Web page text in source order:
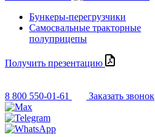
Бункеры-перегрузчики
Самосвальные тракторные
полуприцепы
Получить презентацию
8 800 550-01-61 Заказать звонок